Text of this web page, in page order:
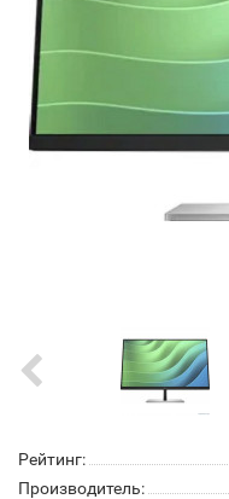
Рейтинг:
Производитель: